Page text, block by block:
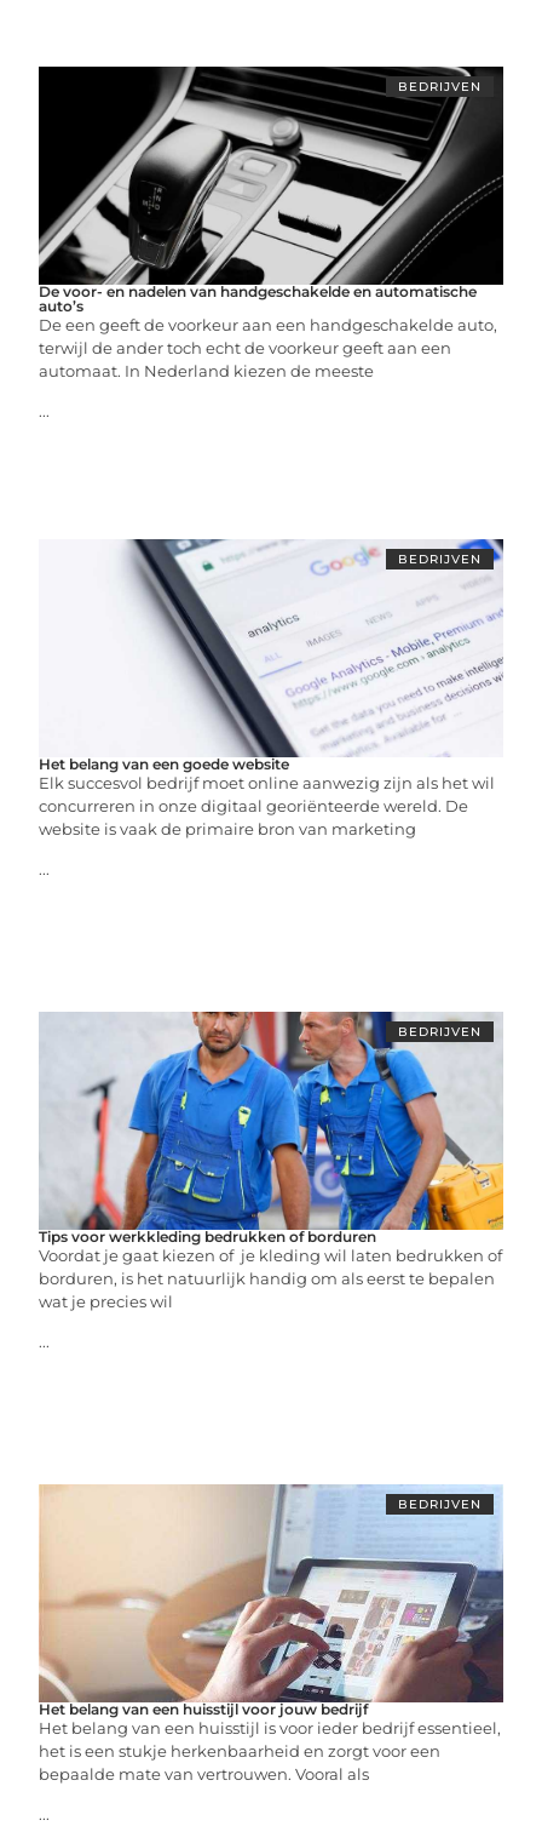
BEDRIJVEN
De voor- en nadelen van handgeschakelde en automatische
auto’s
De een geeft de voorkeur aan een handgeschakelde auto,
terwijl de ander toch echt de voorkeur geeft aan een
automaat. In Nederland kiezen de meeste
...
BEDRIJVEN
Het belang van een goede website
Elk succesvol bedrijf moet online aanwezig zijn als het wil
concurreren in onze digitaal georiënteerde wereld. De
website is vaak de primaire bron van marketing
...
BEDRIJVEN
Tips voor werkkleding bedrukken of borduren
Voordat je gaat kiezen of je kleding wil laten bedrukken of
borduren, is het natuurlijk handig om als eerst te bepalen
wat je precies wil
...
BEDRIJVEN
Het belang van een huisstijl voor jouw bedrijf
Het belang van een huisstijl is voor ieder bedrijf essentieel,
het is een stukje herkenbaarheid en zorgt voor een
bepaalde mate van vertrouwen. Vooral als
...